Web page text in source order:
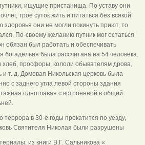
ищущие пристанища. По уставу они
трое суток жить и питаться без всякой
они не могли покинуть приют, то
По-своему желанию путник мог остаться
обязан был работать и обеспечивать
богадельня была рассчитана на 54 человека.
хлеб, просфоры, кололи обывателям дрова,
т. д. Домовая Никольская церковь была
с заднего угла левой стороны здания
одноглавая с встроенной в общий
террора в 30-е годы прокатится по уезду,
Святителя Николая были разрушены
из книги В.Г. Сальникова «